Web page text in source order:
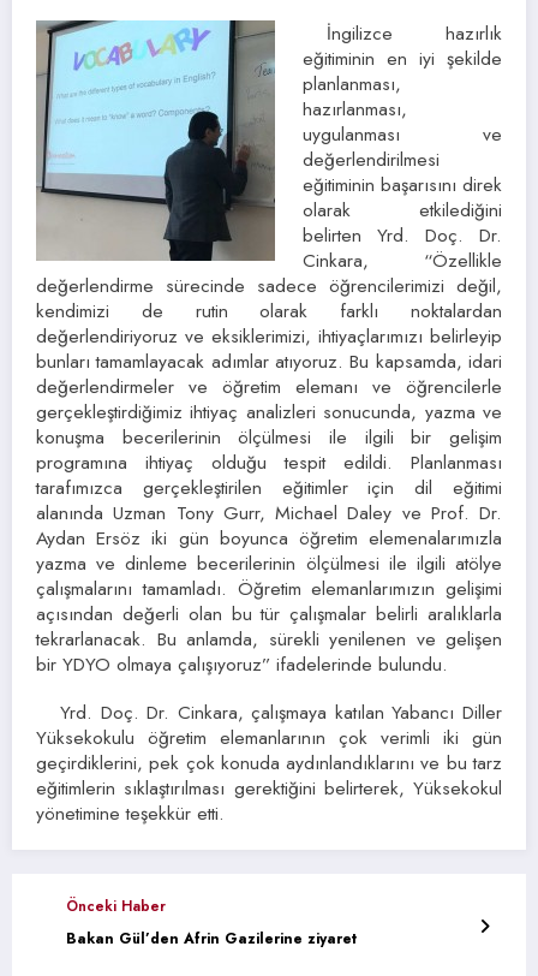
İngilizce hazırlık
eğitiminin en iyi şekilde
planlanması,
hazırlanması,
uygulanması ve
değerlendirilmesi
eğitiminin başarısını direk
olarak etkilediğini
belirten Yrd. Doç. Dr.
Cinkara, “Özellikle
değerlendirme sürecinde sadece öğrencilerimizi değil,
kendimizi de rutin olarak farklı noktalardan
değerlendiriyoruz ve eksiklerimizi, ihtiyaçlarımızı belirleyip
bunları tamamlayacak adımlar atıyoruz. Bu kapsamda, idari
değerlendirmeler ve öğretim elemanı ve öğrencilerle
gerçekleştirdiğimiz ihtiyaç analizleri sonucunda, yazma ve
konuşma becerilerinin ölçülmesi ile ilgili bir gelişim
programına ihtiyaç olduğu tespit edildi. Planlanması
tarafımızca gerçekleştirilen eğitimler için dil eğitimi
alanında Uzman Tony Gurr, Michael Daley ve Prof. Dr.
Aydan Ersöz iki gün boyunca öğretim elemenalarımızla
yazma ve dinleme becerilerinin ölçülmesi ile ilgili atölye
çalışmalarını tamamladı. Öğretim elemanlarımızın gelişimi
açısından değerli olan bu tür çalışmalar belirli aralıklarla
tekrarlanacak. Bu anlamda, sürekli yenilenen ve gelişen
bir YDYO olmaya çalışıyoruz” ifadelerinde bulundu.
Yrd. Doç. Dr. Cinkara, çalışmaya katılan Yabancı Diller
Yüksekokulu öğretim elemanlarının çok verimli iki gün
geçirdiklerini, pek çok konuda aydınlandıklarını ve bu tarz
eğitimlerin sıklaştırılması gerektiğini belirterek, Yüksekokul
yönetimine teşekkür etti.
Önceki Haber
Bakan Gül’den Afrin Gazilerine ziyaret